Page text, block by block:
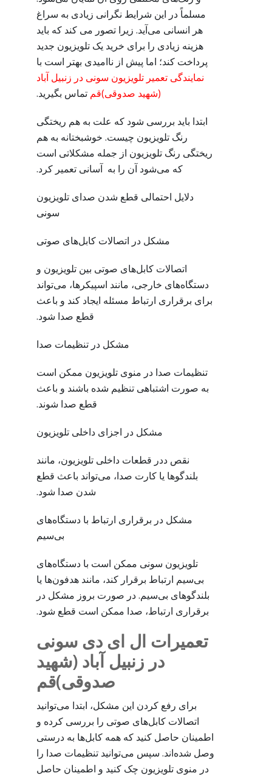
مسلماً در این شرایط نگرانی زیادی به سراغ
هر انسانی می‌آید. زیرا تصور می کند که باید
هزینه زیادی را برای خرید یک تلویزیون جدید
پرداخت کند؛ اما پیش از ناامیدی بهتر است با
نمایندگی تعمیر تلویزیون سونی در زنبیل آباد
(شهید صدوقی)قم تماس بگیرید.
ابتدا باید بررسی شود که علت به هم ریختگی
رنگ تلویزیون چیست. خوشبختانه به‌ هم‌
ریختگی رنگ تلویزیون از جمله مشکلاتی است
که می‌شود آن را به آسانی تعمیر کرد.
دلایل احتمالی قطع شدن صدای تلویزیون
سونی
مشکل در اتصالات کابل‌های صوتی
اتصالات کابل‌های صوتی بین تلویزیون و
دستگاه‌های خارجی، مانند اسپیکرها، می‌تواند
برای برقراری ارتباط مسئله ایجاد کند و باعث
قطع صدا شود.
مشکل در تنظیمات صدا
تنظیمات صدا در منوی تلویزیون ممکن است
به صورت اشتباهی تنظیم شده باشند و باعث
قطع صدا شوند.
مشکل در اجزای داخلی تلویزیون
نقص ددر قطعات داخلی تلویزیون، مانند
بلندگوها یا کارت صدا، می‌تواند باعث قطع
شدن صدا شود.
مشکل در برقراری ارتباط با دستگاه‌های
بی‌سیم
تلویزیون سونی ممکن است با دستگاه‌های
بی‌سیم ارتباط برقرار کند، مانند هدفون‌ها یا
بلندگوهای بی‌سیم. در صورت بروز مشکل در
برقراری ارتباط، صدا ممکن است قطع شود.
تعمیرات ال ای دی سونی
در زنبیل آباد (شهید
صدوقی)قم
برای رفع کردن این مشکل، ابتدا می‌توانید
اتصالات کابل‌های صوتی را بررسی کرده و
اطمینان حاصل کنید که همه کابل‌ها به درستی
وصل شده‌اند. سپس می‌توانید تنظیمات صدا را
در منوی تلویزیون چک کنید و اطمینان حاصل